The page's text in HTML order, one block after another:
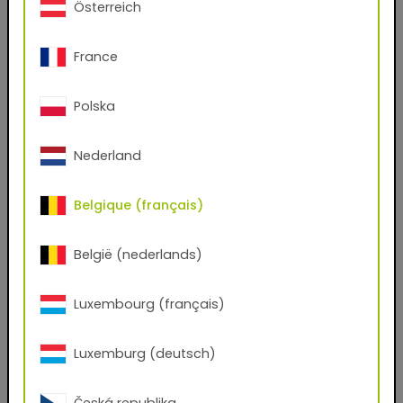
Oui Non
Prénom
Email
Numéro de téléphone
Ville
Österreich
France
Polska
Nederland
Belgique (français)
België (nederlands)
Luxembourg (français)
Luxemburg (deutsch)